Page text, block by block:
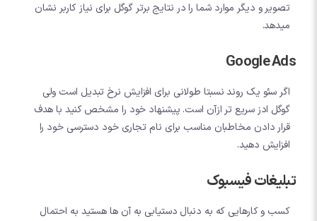
تصویر و دیگر موارد شما را در نتایج برتر گوگل برای نیاز کاربر نشان
میدهد.
Google Ads
اگر سئو یک روند نسبتا طولانی برای افزایش نرخ تبدیل است ولی
گوگل ادز سریع تر ازآن است. پیشنهاد خود را مشخص کنید با هدف
قرار دادن مخاطبان مناسب برای نام تجاری خود دسترسی خود را
افزایش دهید.
تبلیغات فیسبوک
کسب و کارهایی که به دنبال دستیابی به آن ها هستید به احتمال